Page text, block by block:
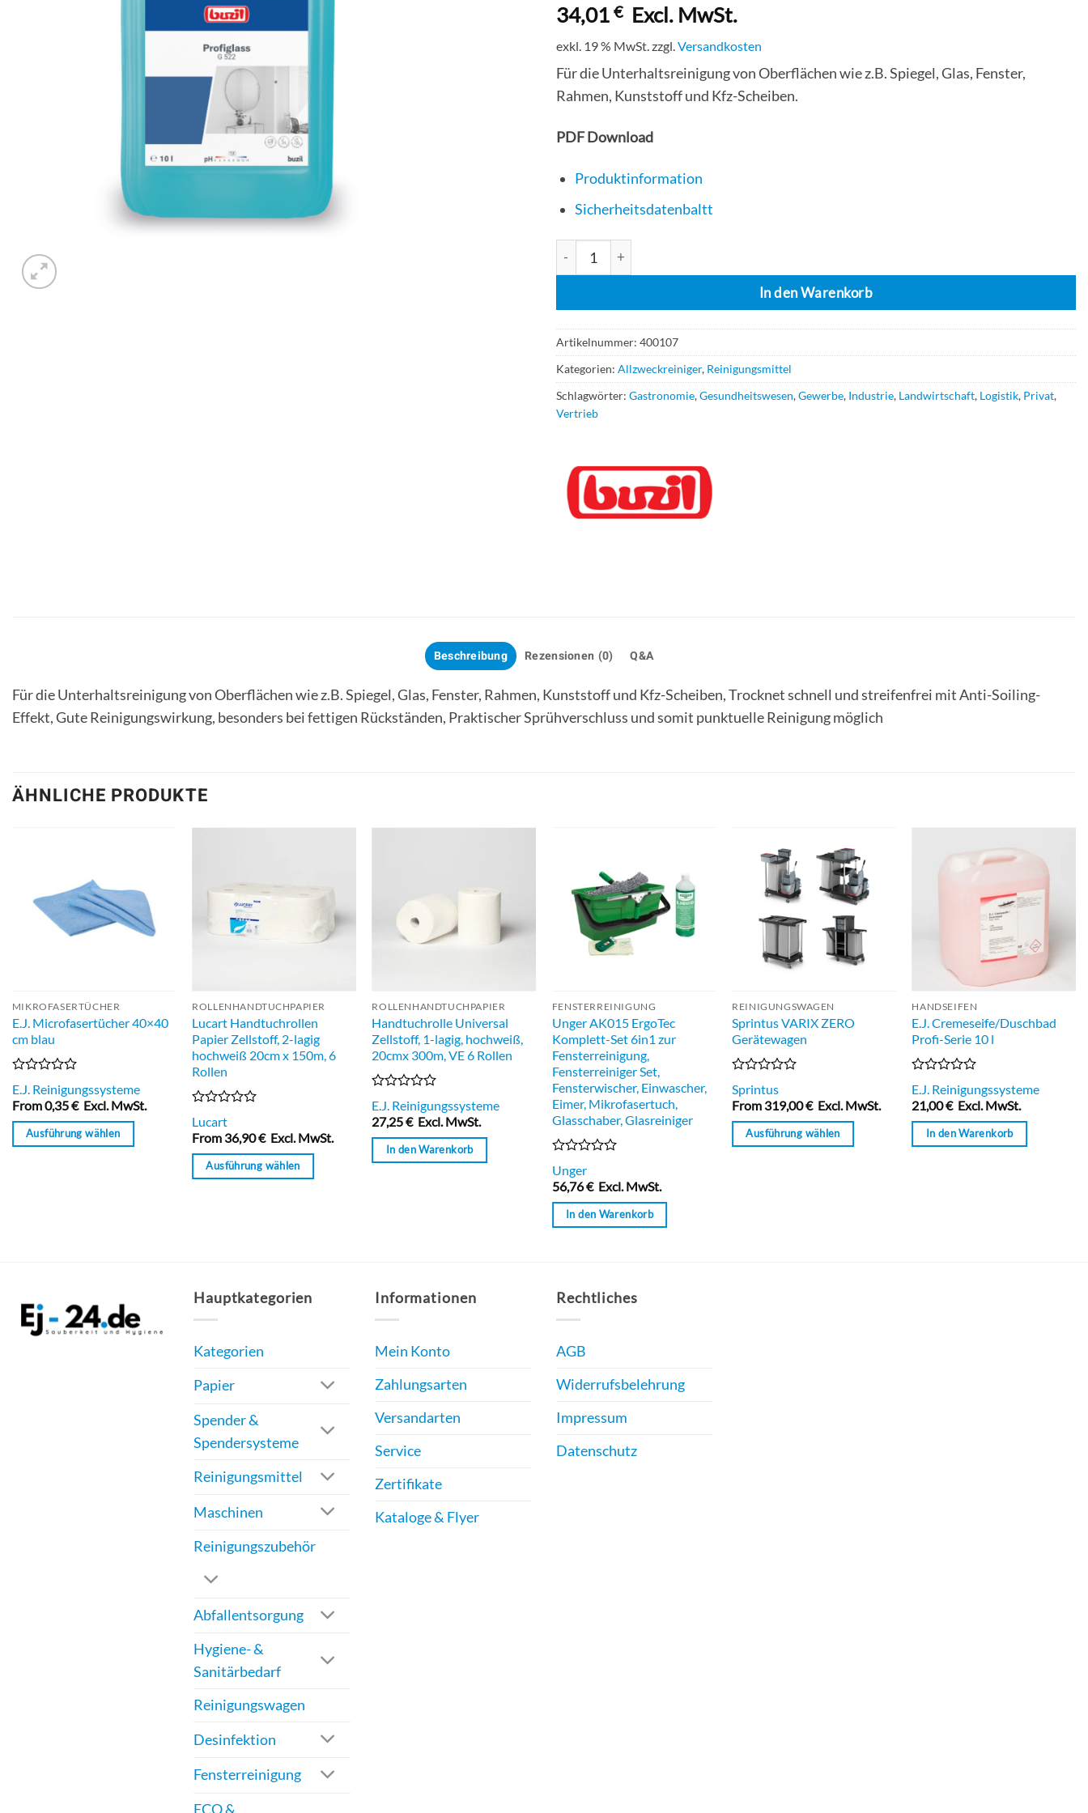
34,01 € Excl. MwSt.
exkl. 19 % MwSt.zzgl.Versandkosten
Für die Unterhaltsreinigung von Oberflächen wie z.B. Spiegel, Glas, Fenster,
Rahmen, Kunststoff und Kfz-Scheiben.
PDF Download
Produktinformation
Sicherheitsdatenbaltt
Buzil G 522 Profiglass 10 Liter Gebrauchsfertiger Oberflächenunterhaltsreiniger für Glasfächen
In den Warenkorb
Artikelnummer: 400107
Kategorien: Allzweckreiniger, Reinigungsmittel
Schlagwörter: Gastronomie,Gesundheitswesen,Gewerbe, Industrie, Landwirtschaft, Logistik, Privat,
Vertrieb
Beschreibung Rezensionen (0) Q&A
Für die Unterhaltsreinigung von Oberflächen wie z.B. Spiegel, Glas, Fenster, Rahmen, Kunststoff und Kfz-Scheiben, Trocknet schnell und streifenfrei mit Anti-Soiling-
Effekt, Gute Reinigungswirkung, besonders bei fettigen Rückständen, Praktischer Sprühverschluss und somit punktuelle Reinigung möglich
ÄHNLICHE PRODUKTE
MIKROFASERTÜCHER
E.J. Microfasertücher 40×40
cm blau
Bewertet
mit
0
von
E.J. Reinigungssysteme
From0,35€ Excl. MwSt.
Ausführung wählen
können
ROLLENHANDTUCHPAPIER
Lucart Handtuchrollen
Papier Zellstoff, 2-lagig
hochweiß 20cm x 150m, 6
Rollen
Bewertet
mit
0
von
Lucart
From 36,90€ Excl. MwSt.
Ausführung wählen
auf.
können
der
Produktseite
gewählt
werden
ROLLENHANDTUCHPAPIER
Handtuchrolle Universal
Zellstoff, 1-lagig, hochweiß,
20cmx 300m, VE 6 Rollen
Bewertet
mit
0
von
E.J. Reinigungssysteme
27,25€ Excl. MwSt.
In den Warenkorb
FENSTERREINIGUNG
Unger AK015 ErgoTec
Komplett-Set 6in1 zur
Fensterreinigung,
Fensterreiniger Set,
Fensterwischer, Einwascher,
Eimer, Mikrofasertuch,
Glasschaber, Glasreiniger
Bewertet
mit
0
von
Unger
56,76€ Excl. MwSt.
In den Warenkorb
REINIGUNGSWAGEN
Sprintus VARIX ZERO
Gerätewagen
Bewertet
mit
0
von
Sprintus
From 319,00€ Excl. MwSt.
Ausführung wählen
HANDSEIFEN
E.J. Cremeseife/Duschbad
Profi-Serie 10 l
Bewertet
mit
0
von
E.J. Reinigungssysteme
21,00€ Excl. MwSt.
In den Warenkorb
Hauptkategorien
Kategorien
Papier
Spender &
Spendersysteme
Reinigungsmittel
Maschinen
Reinigungszubehör
Abfallentsorgung
Hygiene- &
Sanitärbedarf
Reinigungswagen
Desinfektion
Fensterreinigung
ECO &
Informationen
Mein Konto
Zahlungsarten
Versandarten
Service
Zertifikate
Kataloge & Flyer
Rechtliches
AGB
Widerrufsbelehrung
Impressum
Datenschutz